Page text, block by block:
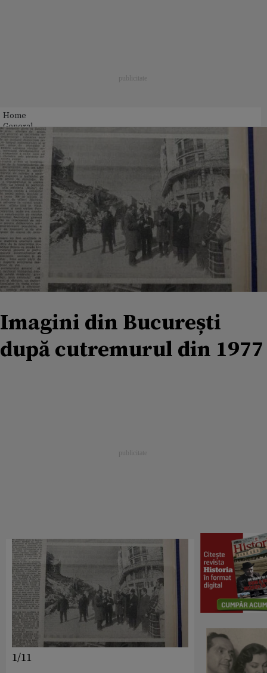
Home
General
Imagini din București
după cutremurul din 1977
1/11